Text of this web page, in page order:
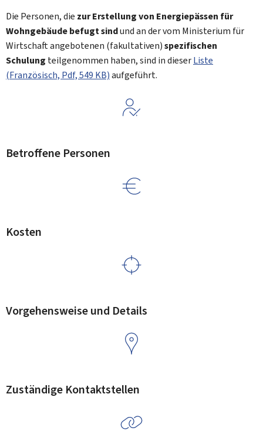
Die Personen, die zur Erstellung von Energiepässen für
Wohngebäude befugt sindund an der vom Ministerium für
Wirtschaft angebotenen (fakultativen)spezifischen
Schulung teilgenommen haben, sind in dieserListe
(Französisch, Pdf, 549 KB)aufgeführt.
Betroffene Personen
Kosten
Vorgehensweise und Details
Zuständige Kontaktstellen